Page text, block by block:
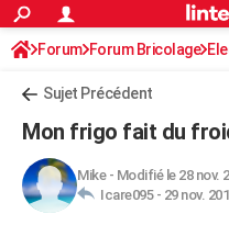
ACTUALITÉS
Politique
Société
Faits Divers
Education
Monde
Villes
+
FINANCE
Retraite
Impôts
Epargne
Immobilier
Risques naturels par ville
Banque
Assurance
Crédit
AUTO
Forum Forum Bricolage
Sujet Précédent
Mon frigo fait du
Mike- Modifié le 28 nov.
Icare095 - 29 nov.